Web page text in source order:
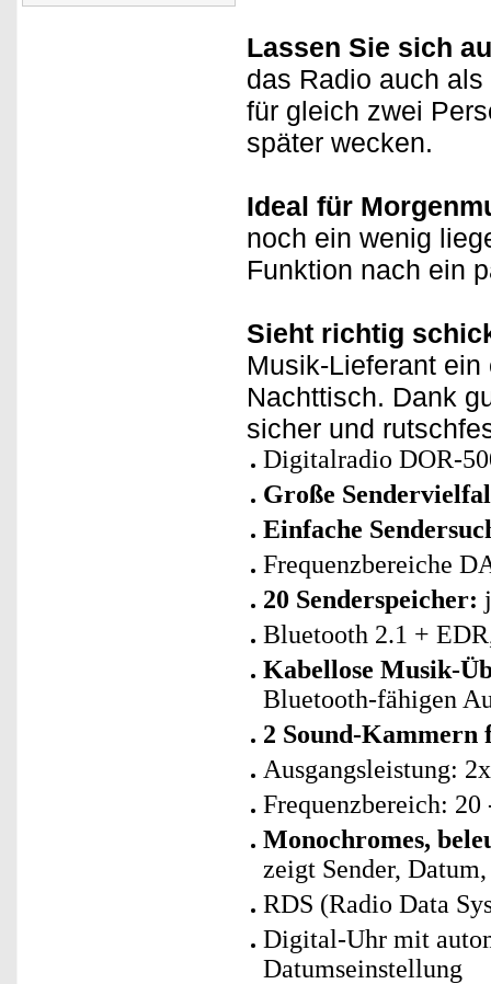
Lassen Sie sich
das Radio auch
für gleich zwei
später wecken.
Ideal für
noch ein wenig
Funktion nach ein
Sieht richtig
Musik-Lieferant
Nachttisch. Dank
sicher und
Digitalradio DOR-
Große
Einfache
Frequenzbereiche
20 Senderspeicher:
Bluetooth 2.1 +
Kabellose Musik-
Bluetooth-fähigen
2 Sound-Kammern
Ausgangsleistung:
Frequenzbereich: 20
Monochromes,
zeigt Sender,
RDS (Radio Data
Digital-Uhr mit
Datumseinstellung